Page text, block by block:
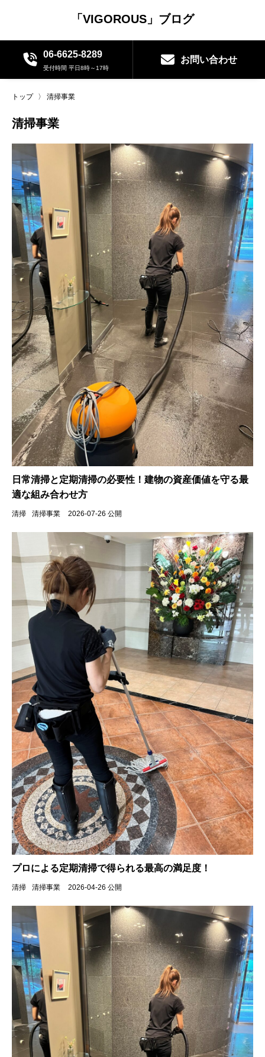
「VIGOROUS」ブログ
06-6625-8289
受付時間 平日8時～17時
お問い合わせ
トップ 〉 清掃事業
清掃事業
日常清掃と定期清掃の必要性！建物の資産価値を守る最
適な組み合わせ方
清掃 清掃事業 2026-07-26 公開
プロによる定期清掃で得られる最高の満足度！
清掃 清掃事業 2026-04-26 公開